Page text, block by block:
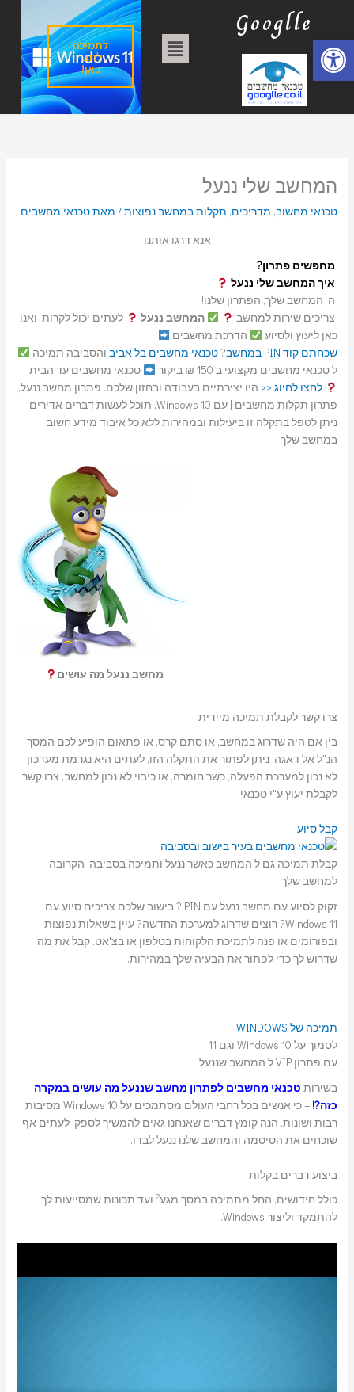
פתח סרגל נגישות
Googlle
תפריט לתמיכה
לחצו
כאן!
המחשב שלי ננעל
טכנאי מחשוב, מדריכים, תקלות במחשב נפוצות/ מאתטכנאי מחשבים
אנא דרגו אותנו
מחפשים פתרון?
איך המחשב שלי ננעל
ה המחשב שלך, הפתרון שלנו!
צריכים שירות למחשב
המחשב ננעל
לעתים יכול לקרות ואנו
כאן ליעוץ ולסיוע
הדרכת מחשבים
שכחתם קוד PIN במחשב
?טכנאי מחשבים בל אביב והסביבה תמיכה
ל טכנאי מחשבים מקצועי ב 150 ₪ ביקור
טכנאי מחשבים עד הבית
לחצו לחיוג << היו יצירתיים בעבודה ובחזון שלכם. פתרון מחשב ננעל,
פתרון תקלות מחשבים | עם Windows 10, תוכל לעשות דברים אדירים.
ניתן לטפל בתקלה זו ביעילות ובמהירות ללא כל איבוד מידע חשוב
במחשב שלך
מחשב ננעל מה עושים
צרו קשר לקבלת תמיכה מיידית
בין אם היה שדרוג במחשב, או סתם קרס, או פתאום הופיע לכם המסך
הנ"ל אל דאגה, ניתן לפתור את התקלה הזו, לעתים היא נגרמת מעדכון
לא נכון למערכת הפעלה, כשר חומרה, או כיבוי לא נכון למחשב, צרו קשר
לקבלת יעוץ ע"י טכנאי
קבל סיוע
קבלת תמיכה גם ל המחשב כאשר ננעל ותמיכה בסביבה הקרובה
למחשב שלך
זקוק לסיוע עם מחשב ננעל עם PIN ? בישוב שלכם צריכים סיוע עם
Windows 11? רוצים שדרוג למערכת החדשה? עיין בשאלות נפוצות
ובפורומים או פנה לתמיכת הלקוחות בטלפון או בצ'אט. קבל את מה
שדרוש לך כדי לפתור את הבעיה שלך במהירות.
תמיכה של WINDOWS
לסמוך על Windows 10 וגם 11
עם פתרון VIP ל המחשב שננעל
בשירות טכנאי מחשבים לפתרון מחשב שננעל מה עושים במקרה
כזה?!
– כי אנשים בכל רחבי העולם מסתמכים על Windows 10 מסיבות
רבות ושונות. הנה קומץ דברים שאנחנו גאים להמשיך לספק. לעתים אף
שוכחים את הסיסמה והמחשב שלנו ננעל לבדו.
ביצוע דברים בקלות
כולל חידושים, החל מתמיכה במסך מגע2 ועד תכונות שמסייעות לך
להתמקד וליצור Windows.
ג
ו
י